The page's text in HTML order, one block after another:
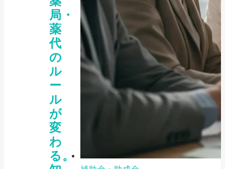
局・
薬
代
の
ル
ー
ル
が
変
わ
る。